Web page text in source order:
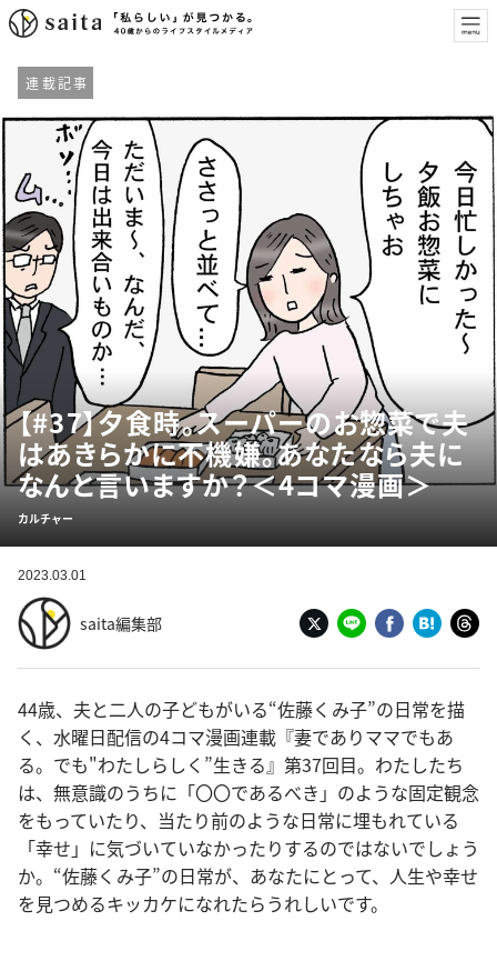
連載記事
【#37】夕食時。スーパーのお惣菜で夫
はあきらかに不機嫌。あなたなら夫に
なんと言いますか？＜4コマ漫画＞
カルチャー
2023.03.01
saita編集部
44歳、夫と二人の子どもがいる“佐藤くみ子”の日常を描
く、水曜日配信の4コマ漫画連載『妻でありママでもあ
る。でも"わたしらしく”生きる』第37回目。わたしたち
は、無意識のうちに「〇〇であるべき」のような固定観念
をもっていたり、当たり前のような日常に埋もれている
「幸せ」に気づいていなかったりするのではないでしょう
か。“佐藤くみ子”の日常が、あなたにとって、人生や幸せ
を見つめるキッカケになれたらうれしいです。